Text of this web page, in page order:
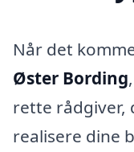
Når det
Øster Bording
rette rådgiver,
realisere dine